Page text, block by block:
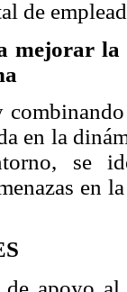
de
mejorar
en la
se
en